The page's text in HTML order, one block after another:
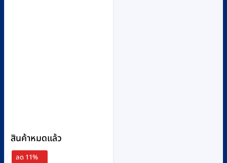
สินค้าหมดแล้ว
ลด 11%